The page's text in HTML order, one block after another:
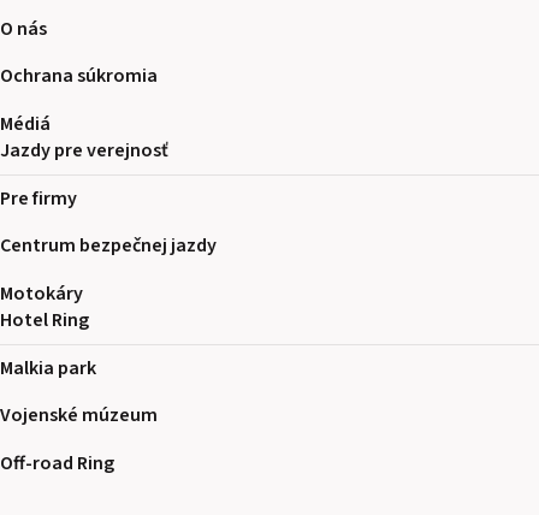
O nás
Ochrana súkromia
Médiá
Jazdy pre verejnosť
Pre firmy
Centrum bezpečnej jazdy
Motokáry
Hotel Ring
Malkia park
Vojenské múzeum
Off-road Ring